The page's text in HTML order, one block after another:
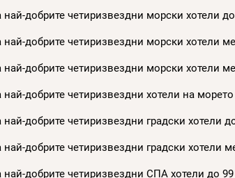
добрите четиризвездни морски хотели
добрите четиризвездни морски хотели
добрите четиризвездни морски хотели
добрите четиризвездни хотели на
добрите четиризвездни градски хотели
добрите четиризвездни градски хотели
добрите четиризвездни СПА хотели до